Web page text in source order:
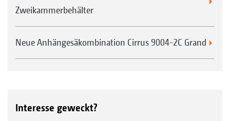
Zweikammerbehälter
Neue Anhängesäkombination Cirrus 9004-2C Grand
Interesse geweckt?